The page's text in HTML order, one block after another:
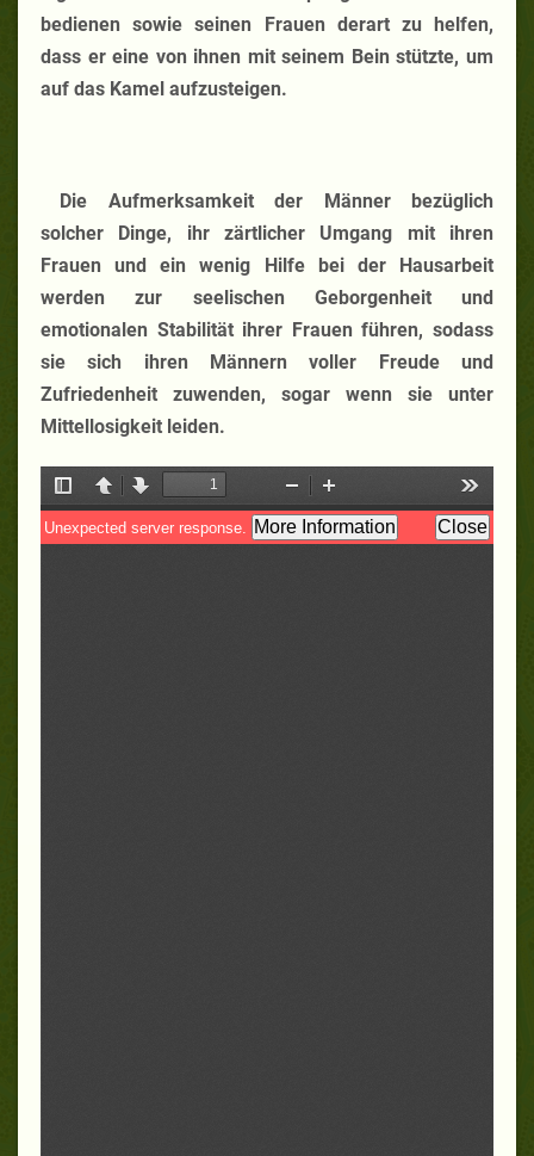
bedienen sowie seinen Frauen derart zu helfen,
dass er eine von ihnen mit seinem Bein stützte, um
auf das Kamel aufzusteigen.
Die Aufmerksamkeit der Männer bezüglich
solcher Dinge, ihr zärtlicher Umgang mit ihren
Frauen und ein wenig Hilfe bei der Hausarbeit
werden zur seelischen Geborgenheit und
emotionalen Stabilität ihrer Frauen führen, sodass
sie sich ihren Männern voller Freude und
Zufriedenheit zuwenden, sogar wenn sie unter
Mittellosigkeit leiden.